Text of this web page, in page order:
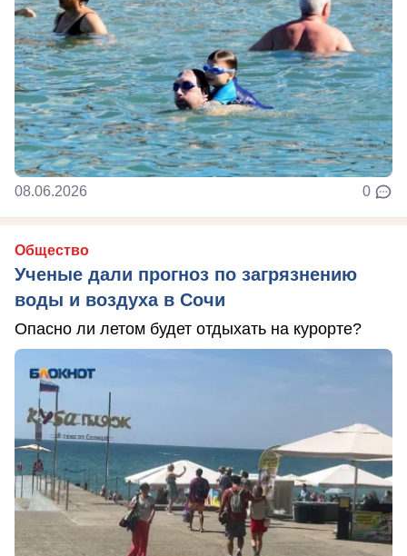
08.06.2026 0
Общество
Ученые дали прогноз по загрязнению
воды и воздуха в Сочи
Опасно ли летом будет отдыхать на курорте?